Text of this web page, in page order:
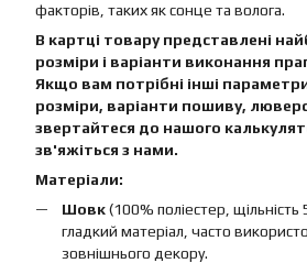
факторів, таких як сонце та волога.
В картці товару представлені
розміри і варіанти виконання
Якщо вам потрібні інші
розміри, варіанти пошиву,
звертайтеся до нашого
зв'яжіться з нами.
Матеріали:
Шовк(100% поліестер, щільність
гладкий матеріал, часто
зовнішнього декору.